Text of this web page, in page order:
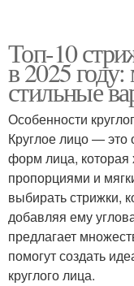
Топ-10
в 2025
стильные
Особенности
Круглое лицо — это
форм лица, которая
пропорциями и
выбирать стрижки,
добавляя ему
предлагает
помогут создать
круглого лица.